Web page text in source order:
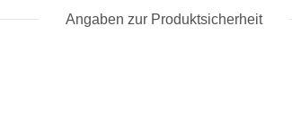
Angaben zur Produktsicherheit